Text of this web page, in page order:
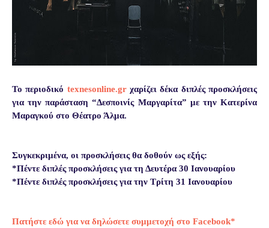
Το περιοδικό texnesonline.grχαρίζει δέκα διπλές προσκλήσεις
για την παράσταση “Δεσποινίς Μαργαρίτα” με την Κατερίνα
Μαραγκού στο Θέατρο Άλμα.
Συγκεκριμένα, οι προσκλήσεις θα δοθούν ως εξής:
*Πέντε διπλές προσκλήσεις για τη Δευτέρα 30 Ιανουαρίου
*Πέντε διπλές προσκλήσεις για την Τρίτη 31 Ιανουαρίου
Πατήστε εδώ για να δηλώσετε συμμετοχή στο Facebook*